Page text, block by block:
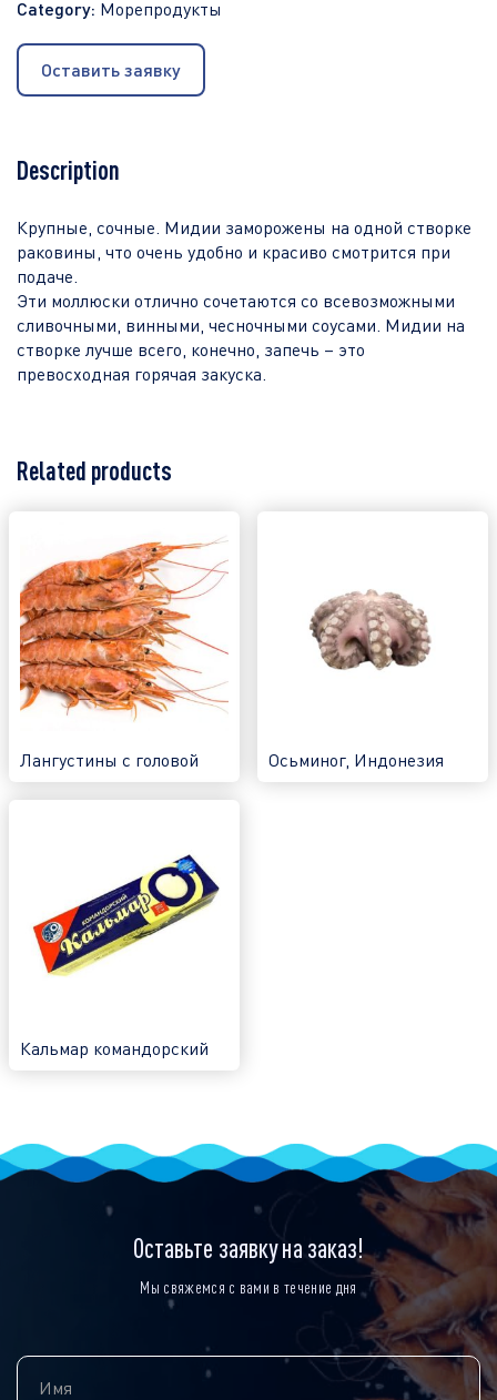
Category: Морепродукты
Оставить заявку
Description
Крупные, сочные. Мидии заморожены на одной створке
раковины, что очень удобно и красиво смотрится при
подаче.
Эти моллюски отлично сочетаются со всевозможными
сливочными, винными, чесночными соусами. Мидии на
створке лучше всего, конечно, запечь – это
превосходная горячая закуска.
Related products
Лангустины c головой Осьминог, Индонезия
Кальмар командорский
Оставьте заявку на заказ!
Мы свяжемся с вами в течение дня